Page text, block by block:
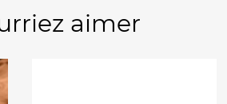
aimer